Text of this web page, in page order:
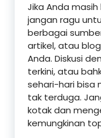
Jika Anda
jangan ragu
berbagai
artikel, atau
Anda. Diskusi
terkini, atau
sehari-hari bisa
tak terduga.
kotak dan
kemungkinan